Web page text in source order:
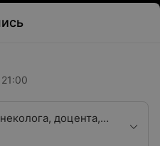
доцента,